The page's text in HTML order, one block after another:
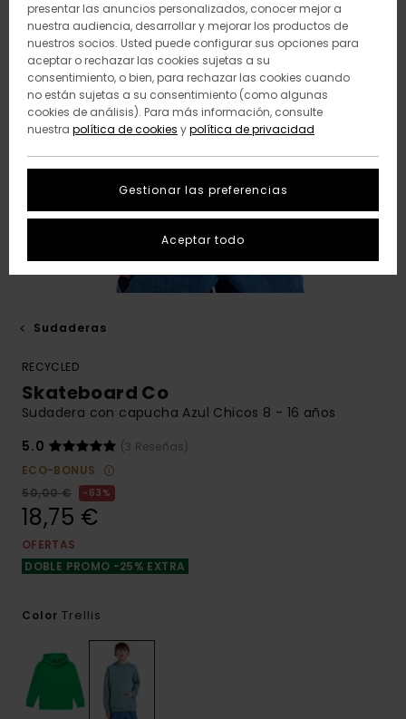
Sudaderas
RECYCLED
Skateboard Co
Sudadera con capucha Azul Chicos 8 - 16 años
5.0
(3 Reseñas)
ECO-BONUS
50,00 €
63%
18,75 €
OFERTAS
DOBLE PROMO -25% EXTRA
Color Trellis
presentar las anuncios personalizados, conocer mejor a
nuestra audiencia, desarrollar y mejorar los productos de
nuestros socios. Usted puede configurar sus opciones para
aceptar o rechazar las cookies sujetas a su
consentimiento, o bien, para rechazar las cookies cuando
no están sujetas a su consentimiento (como algunas
cookies de análisis). Para más información, consulte
nuestra política de cookies ypolítica de privacidad
Gestionar las preferencias
Aceptar todo